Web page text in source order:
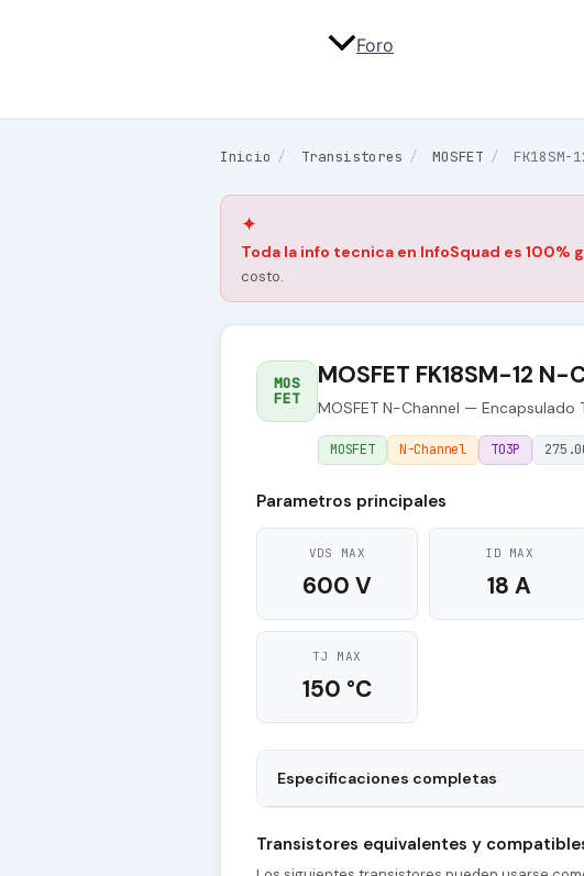
Foro
Inicio / Transistores / MOSFET / FK18SM-
✦
Toda la info tecnica en InfoSquad es 100%
costo.
MOS
FET
MOSFET FK18SM-12 N-
MOSFET N-Channel — Encapsulado
MOSFET N-Channel TO3P
Parametros principales
VDS MAX
600 V
ID MAX
18 A
TJ MAX
150 °C
Especificaciones completas
Transistores equivalentes y